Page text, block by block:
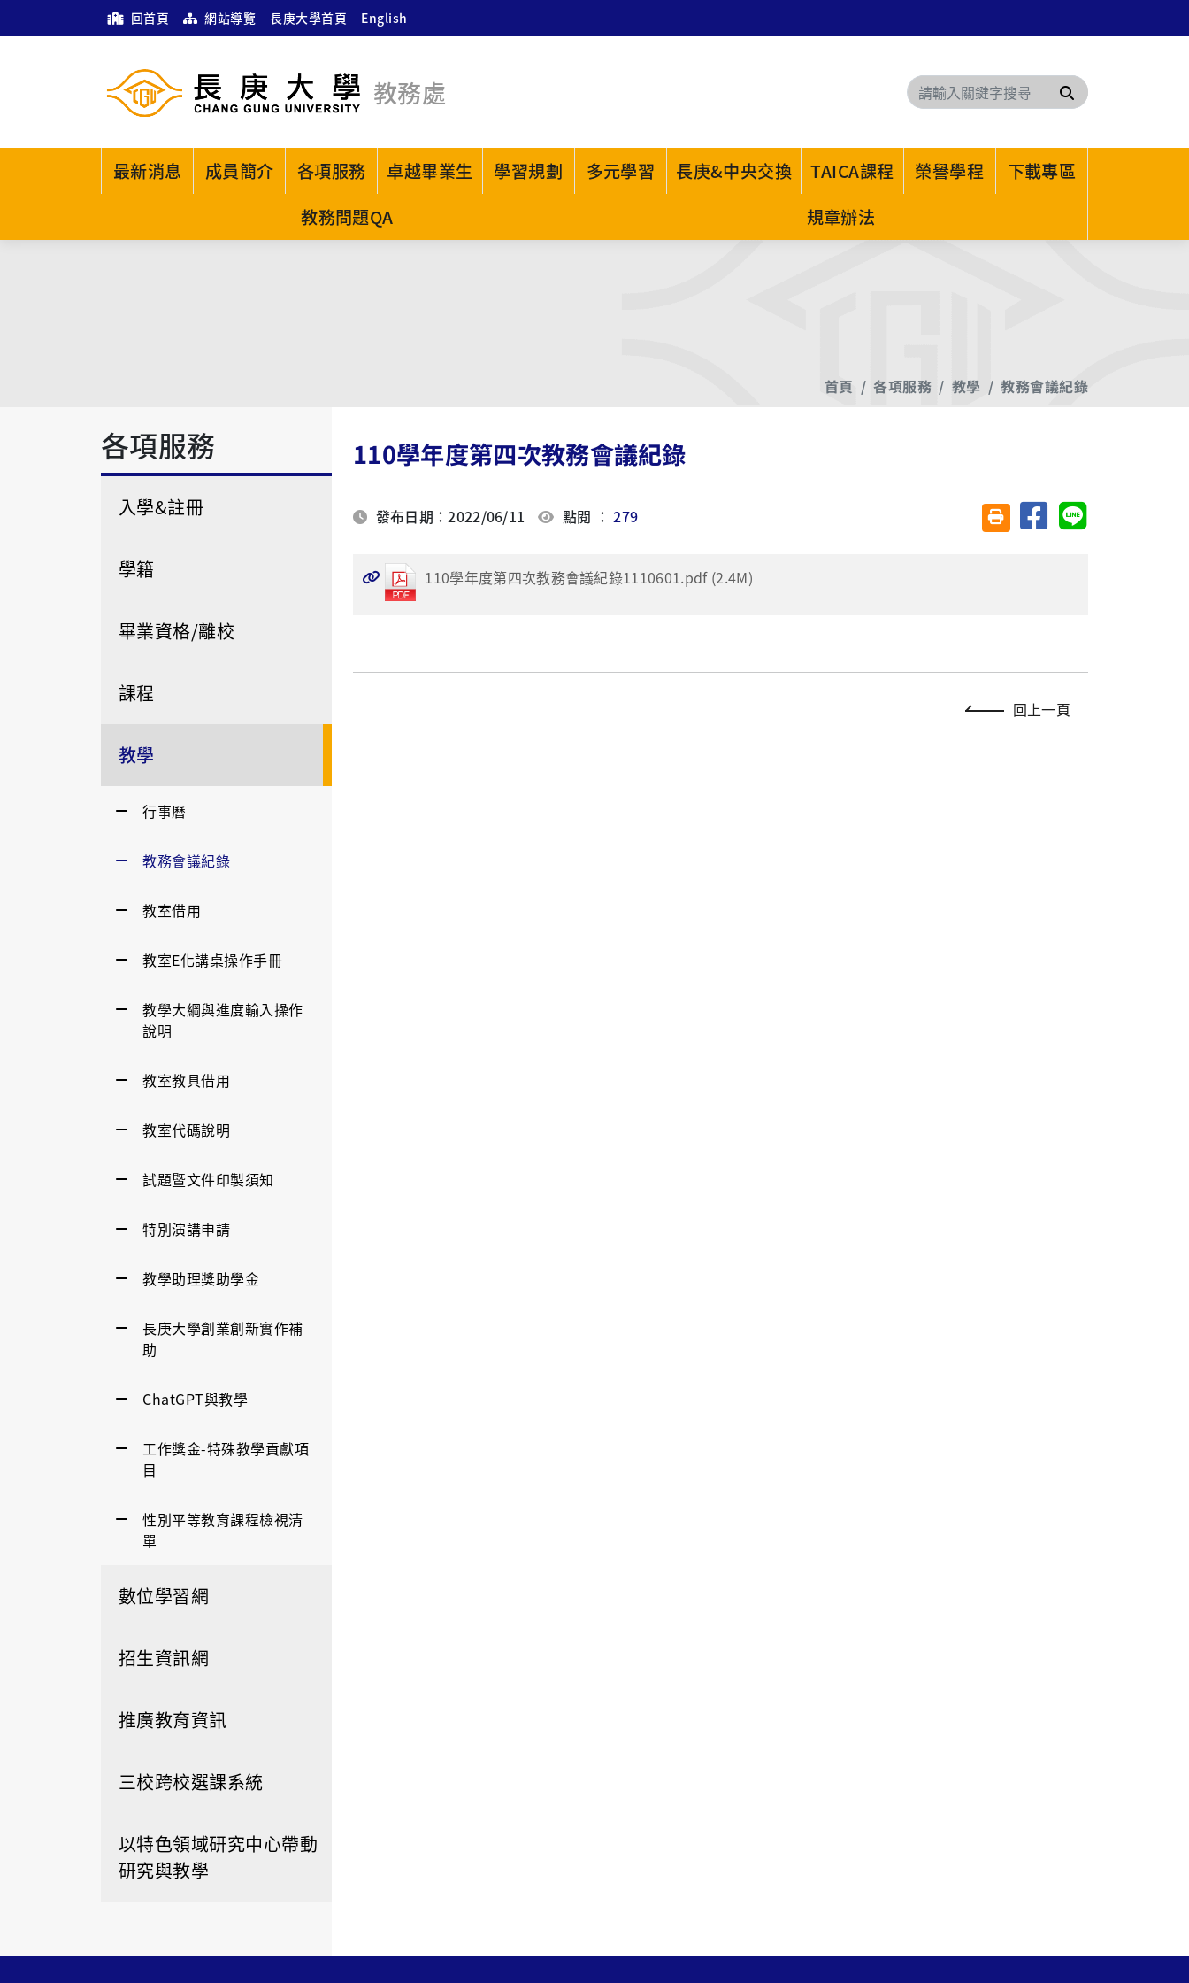
回首頁 網站導覽 長庚大學首頁 English
教務處 搜尋
最新消息 成員簡介 各項服務 卓越畢業生 學習規劃 多元學習 長庚&中央交換 TAICA課程 榮譽學程
下載專區
教務問題QA
規章辦法
首頁 各項服務 教學 教務會議紀錄
各項服務
入學&註冊
學籍
畢業資格/離校
課程
教學
行事曆
教務會議紀錄
教室借用
教室E化講桌操作手冊
教學大綱與進度輸入操作
說明
教室教具借用
教室代碼說明
試題暨文件印製須知
特別演講申請
教學助理獎助學金
長庚大學創業創新實作補
助
ChatGPT與教學
工作獎金-特殊教學貢獻項
目
性別平等教育課程檢視清
單
數位學習網
招生資訊網
推廣教育資訊
三校跨校選課系統
以特色領域研究中心帶動
研究與教學
110學年度第四次教務會議紀錄
發布日期：2022/06/11 點閱 ：279 友善列印(另開視窗)
分享至臉書分享至 Line
110學年度第四次教務會議紀錄1110601.pdf (2.4M)
回上一頁